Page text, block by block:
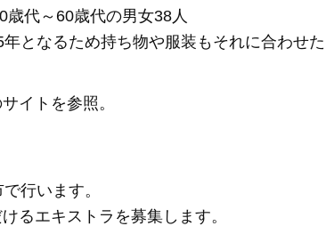
歳代～60歳代の男女38人
となるため持ち物や服装もそれに合わせた
イトを参照。
行います。
るエキストラを募集します。